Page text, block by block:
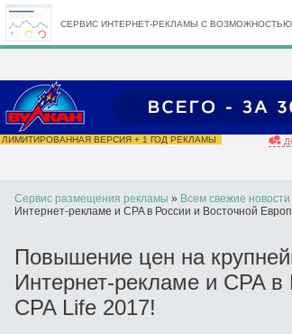
СЕРВИС ИНТЕРНЕТ-РЕКЛАМЫ С
ЛИМИТИРОВАННАЯ ВЕРСИЯ + 1 ГОД РЕКЛАМЫ
Сервис размещения рекламы » Всем свежие
Интернет-рекламе и CPA в России и Восточной
Повышение цен на
Интернет-рекламе и CPA
CPA Life 2017!